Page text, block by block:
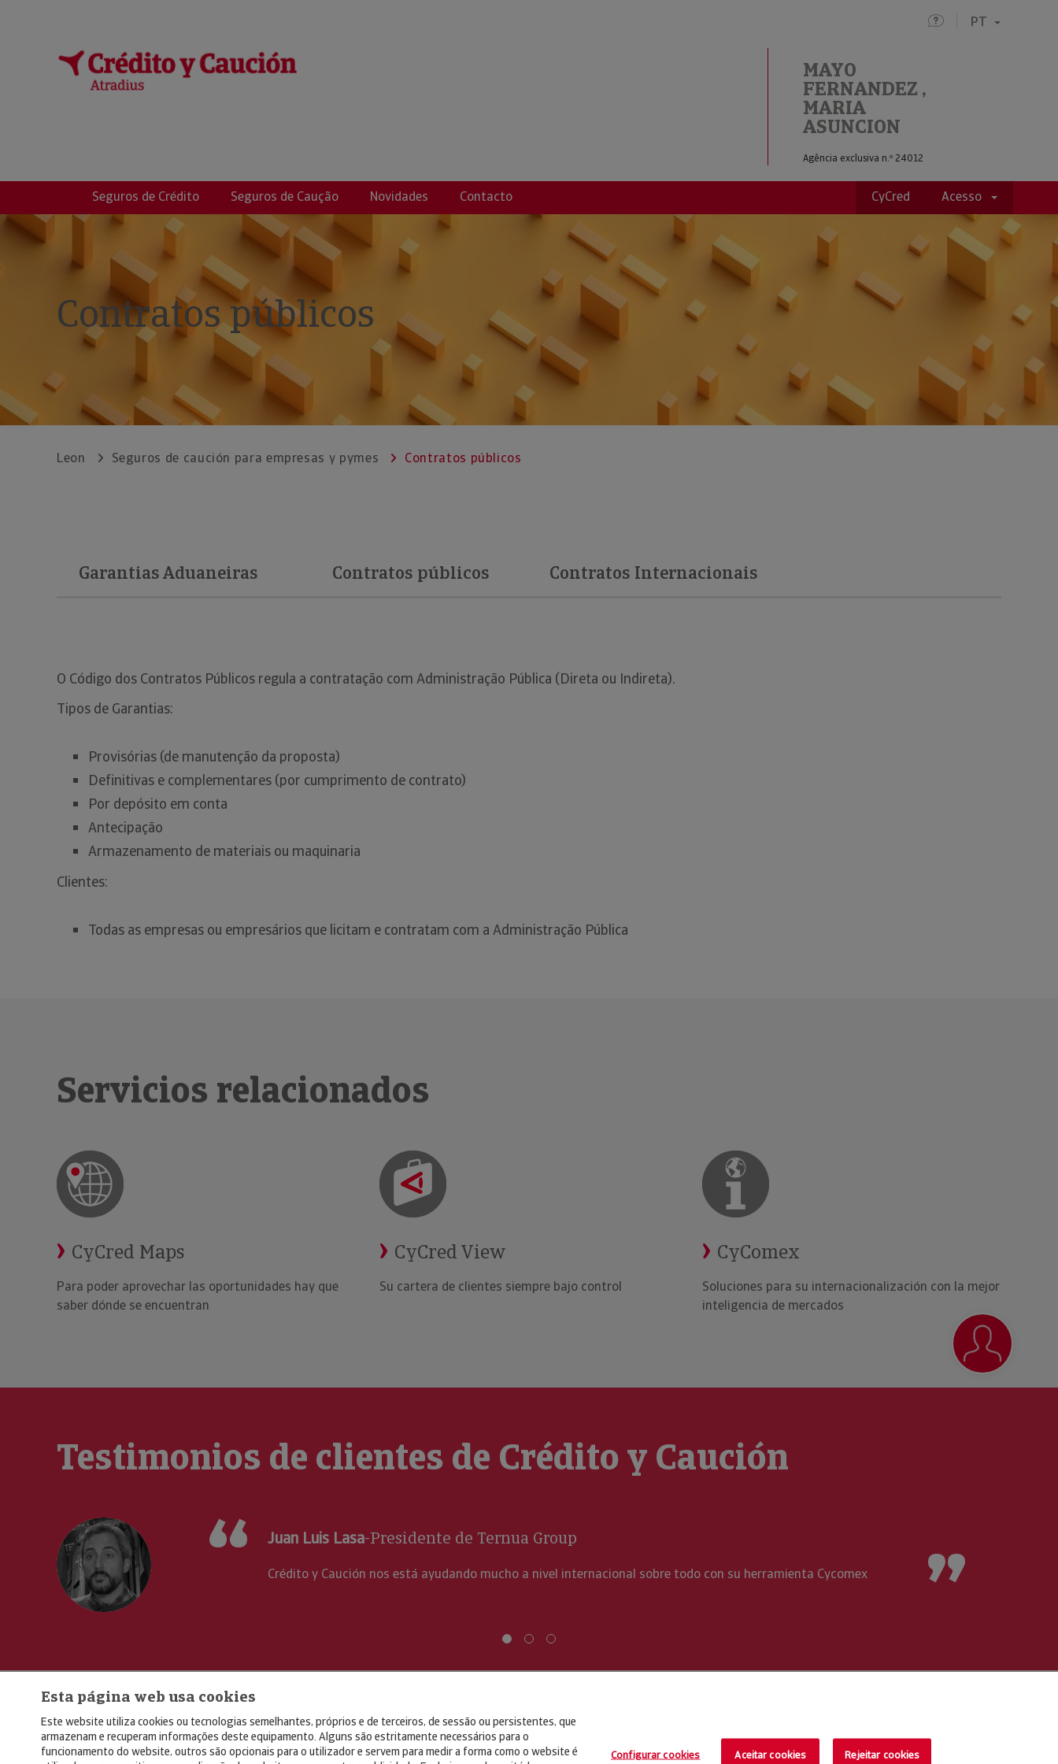
PT
MAYO
FERNANDEZ ,
MARIA
ASUNCION
Agência exclusiva n.º 24012
Seguros de Crédito Seguros de Caução Novidades Contacto CyCred Acesso
Contratos públicos
Leon Seguros de caución para empresas y pymes Contratos públicos
Garantias Aduaneiras Contratos públicos Contratos Internacionais
O Código dos Contratos Públicos regula a contratação com Administração Pública (Direta ou Indireta).
Tipos de Garantias:
Provisórias (de manutenção da proposta)
Definitivas e complementares (por cumprimento de contrato)
Por depósito em conta
Antecipação
Armazenamento de materiais ou maquinaria
Clientes:
Todas as empresas ou empresários que licitam e contratam com a Administração Pública
Servicios relacionados
CyCred Maps
Para poder aprovechar las oportunidades hay que
saber dónde se encuentran
CyCred View
Su cartera de clientes siempre bajo control
CyComex
Soluciones para su internacionalización con la mejor
inteligencia de mercados
Testimonios de clientes de Crédito y Caución
herramienta Cycomex
Mª Concepción Anda Ugarte
En este negocio tratamos de minimizar riesgos y contar con Crédito y Caución nos da seguridad en
Esta página web usa cookies
Este website utiliza cookies ou tecnologias semelhantes, próprios e de terceiros, de sessão ou persistentes, que
armazenam e recuperam informações deste equipamento. Alguns são estritamente necessários para o
funcionamento do website, outros são opcionais para o utilizador e servem para medir a forma como o website é
Configurar cookies Aceitar cookies Rejeitar cookies